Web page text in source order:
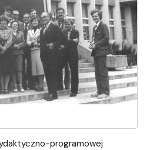
programowej